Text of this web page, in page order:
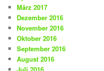
März 2017
Dezember 2016
November 2016
Oktober 2016
September 2016
August 2016